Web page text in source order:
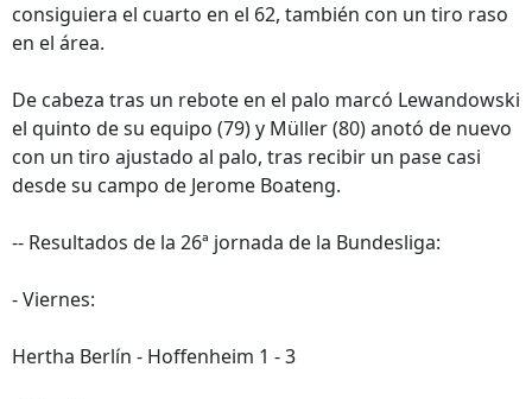
consiguiera el cuarto en el 62, también con un tiro raso
en el área.
De cabeza tras un rebote en el palo marcó Lewandowski
el quinto de su equipo (79) y Müller (80) anotó de nuevo
con un tiro ajustado al palo, tras recibir un pase casi
desde su campo de Jerome Boateng.
-- Resultados de la 26ª jornada de la Bundesliga:
- Viernes:
Hertha Berlín - Hoffenheim 1 - 3